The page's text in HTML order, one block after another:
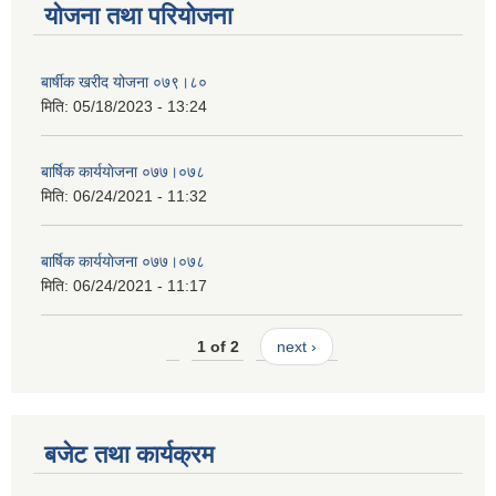
योजना तथा परियोजना
बार्षीक खरीद योजना ०७९।८०
मिति: 05/18/2023 - 13:24
बार्षिक कार्ययाेजना ०७७।०७८
मिति: 06/24/2021 - 11:32
बार्षिक कार्ययाेजना ०७७।०७८
मिति: 06/24/2021 - 11:17
1 of 2 next ›
बजेट तथा कार्यक्रम